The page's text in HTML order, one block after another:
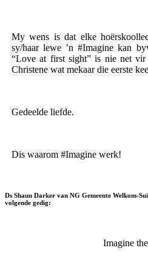
My wens is dat elke
sy/haar lewe ’n #Imagine kan
“Love at first sight” is nie net
Christene wat mekaar die eerste
Gedeelde liefde.
Dis waarom #Imagine werk!
Ds Shaun Darker van NG Gemeente Welkom-
volgende gedig:
Imagine